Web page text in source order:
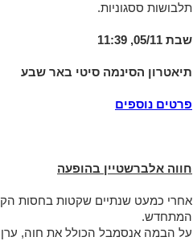
תלבושות ססגוניות.
שבת 05/11, 11:39
תיאטרון הסינמה סיטי באר שבע
פרטים נוספים
חווה אלברשטיין בהופעה
אחרי כמעט שנתיים שקטות בחסות
המתחדש.
על הבמה אנסמבל הכולל את חוה, ערן